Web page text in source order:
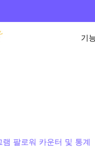
기
팔로워 카운터 및 통계